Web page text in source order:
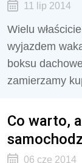
11 lip 2014
Wielu
wyjazdem
boksu
zamierzamy
Co warto,
06 cze 2014